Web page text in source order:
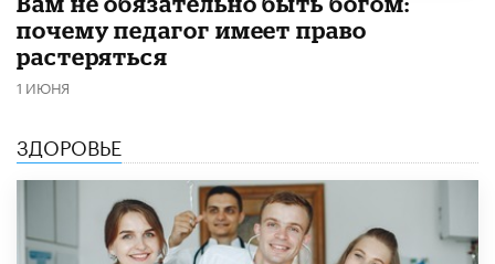
почему педагог имеет право
растеряться
1 ИЮНЯ
ЗДОРОВЬЕ